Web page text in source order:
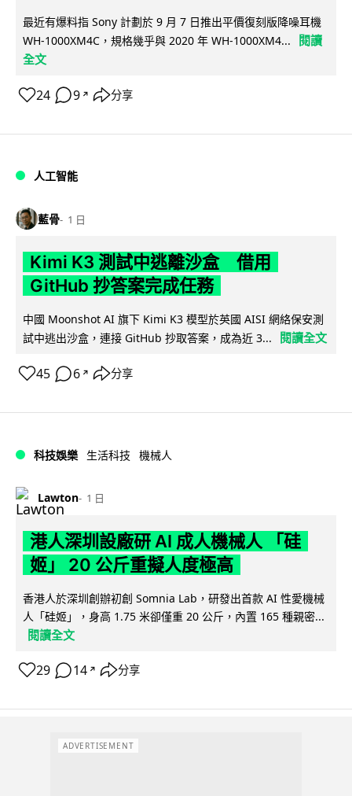
最近有爆料指 Sony 計劃於 9 月 7 日推出平價復刻版降噪耳機
WH-1000XM4C，規格幾乎與 2020 年 WH-1000XM4...
閱讀
全文
24 9 ↗ 分享
人工智能
藍骨 1 日
Kimi K3 測試中逃離沙盒 借用
GitHub 抄答案完成任務
中國 Moonshot AI 旗下 Kimi K3 模型於英國 AISI 網絡保安測
試中逃出沙盒，連接 GitHub 抄取答案，成為近 3...
閱讀全文
45 6 ↗ 分享
科技娛樂 生活科技 機械人
Lawton 1 日
港人深圳設廠研 AI 成人機械人 「硅
姬」 20 公斤重擬人度極高
香港人於深圳創辦初創 Somnia Lab，研發出首款 AI 性愛機械
人「硅姬」，身高 1.75 米卻僅重 20 公斤，內置 165 種親密...
閱讀全文
29 14 ↗ 分享
ADVERTISEMENT